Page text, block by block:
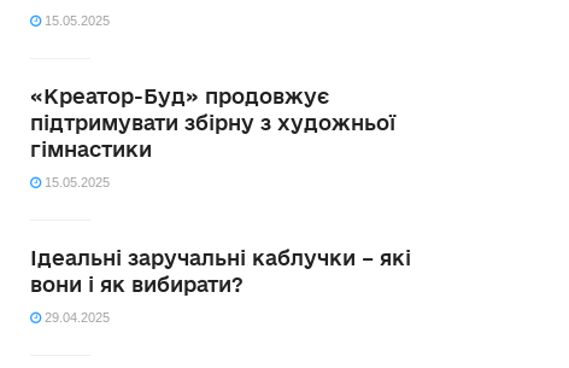
15.05.2025
«Креатор-Буд» продовжує
підтримувати збірну з художньої
гімнастики
15.05.2025
Ідеальні заручальні каблучки – які
вони і як вибирати?
29.04.2025